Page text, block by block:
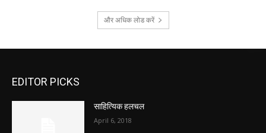
और अधिक लोड करें
EDITOR PICKS
साहित्यिक हलचल
April 6, 2018